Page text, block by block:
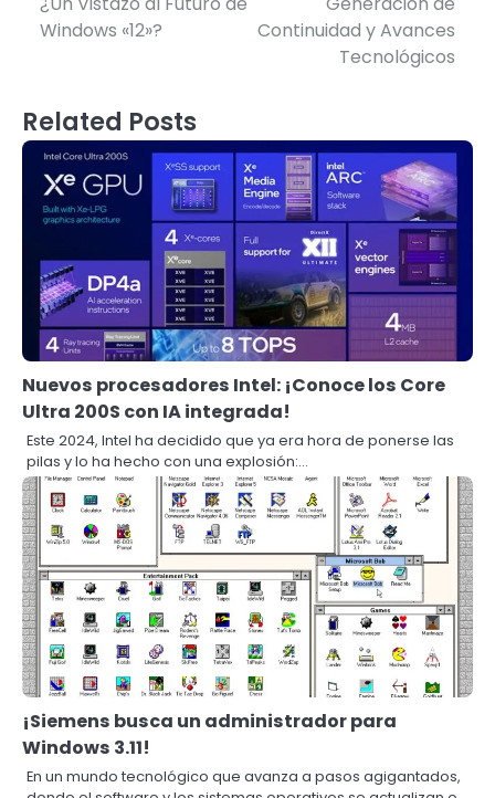
navigation
Windows «12»?
Continuidad y Avances
Tecnológicos
Related Posts
Nuevos procesadores Intel: ¡Conoce los Core
Ultra 200S con IA integrada!
Este 2024, Intel ha decidido que ya era hora de ponerse las
pilas y lo ha hecho con una explosión:…
¡Siemens busca un administrador para
Windows 3.11!
En un mundo tecnológico que avanza a pasos agigantados,